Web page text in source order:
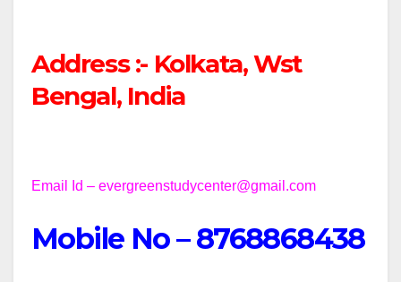
Address :- Kolkata, Wst
Bengal, India
Email Id – evergreenstudycenter@gmail.com
Mobile No – 8768868438